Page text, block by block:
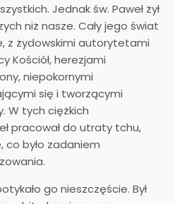
Jednak św. Paweł żył
niż nasze. Cały jego świat
z żydowskimi autorytetami
Kościół, herezjami
niepokornymi
się i tworzącymi
W tych ciężkich
pracował do utraty tchu,
co było zadaniem
go nieszczęście. Był